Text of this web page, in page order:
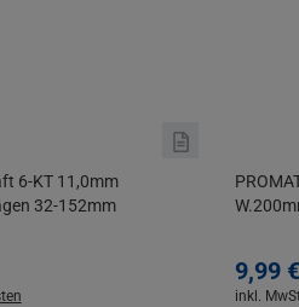
6-KT 11,0mm
32-152mm
9,99 €
inkl.